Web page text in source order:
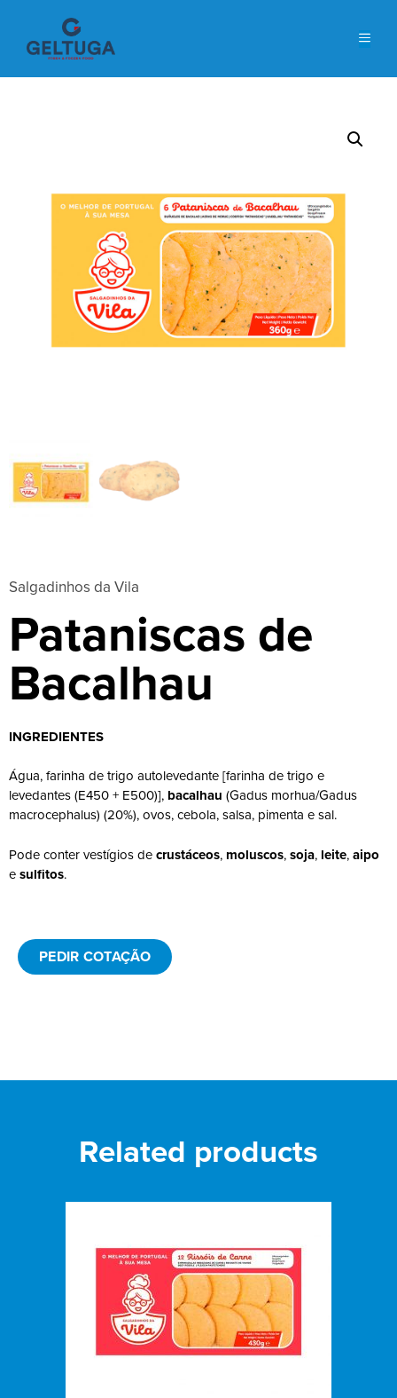
Salgadinhos da Vila
Pataniscas de
Bacalhau
INGREDIENTES
Água, farinha de trigo autolevedante [farinha de trigo e
levedantes (E450 + E500)], bacalhau (Gadus morhua/Gadus
macrocephalus) (20%), ovos, cebola, salsa, pimenta e sal.
Pode conter vestígios de crustáceos, moluscos, soja, leite, aipo
e sulfitos.
PEDIR COTAÇÃO
Related products